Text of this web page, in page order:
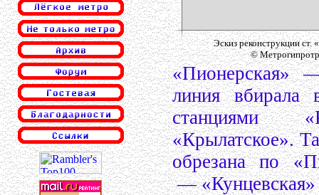
Эскиз реконструкции ст.
©
«Пионерская»
линия вбирала
станциями
«Крылатское».
обрезана по
— «Кунцевская»